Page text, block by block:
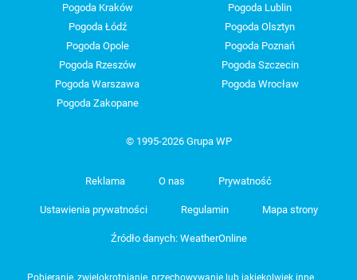
Pogoda Kraków
Pogoda Lublin
Pogoda Łódź
Pogoda Olsztyn
Pogoda Opole
Pogoda Poznań
Pogoda Rzeszów
Pogoda Szczecin
Pogoda Warszawa
Pogoda Wrocław
Pogoda Zakopane
© 1995-2026 Grupa WP
Reklama O nas Prywatność
Ustawienia prywatności Regulamin Mapa strony
Źródło danych: WeatherOnline
Pobieranie, zwielokrotnianie, przechowywanie lub jakiekolwiek inne